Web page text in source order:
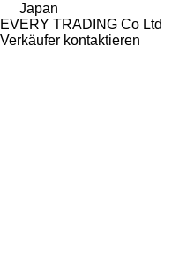
Japan
EVERY TRADING Co Ltd
Verkäufer kontaktieren